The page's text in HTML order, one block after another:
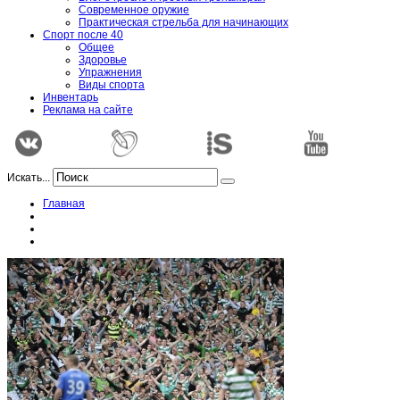
Современное оружие
Практическая стрельба для начинающих
Спорт после 40
Общее
Здоровье
Упражнения
Виды спорта
Инвентарь
Реклама на сайте
Искать...
Главная